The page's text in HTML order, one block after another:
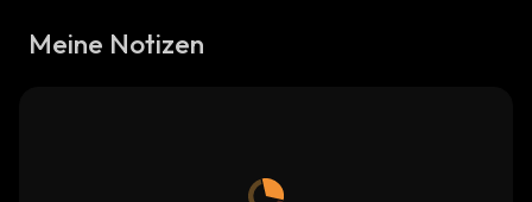
Meine Notizen